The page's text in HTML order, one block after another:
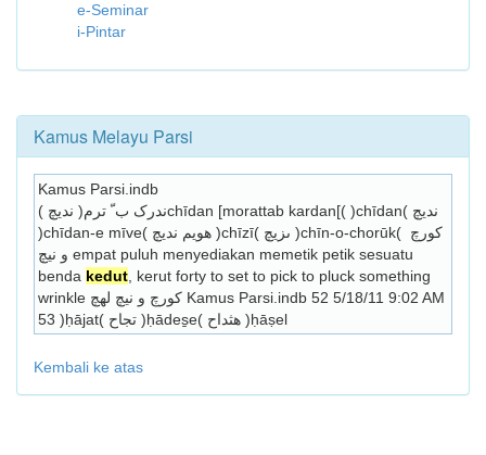
e-Seminar
i-Pintar
Kamus Melayu Parsi
Kamus Parsi.indb
ندرک ب ّ ترم( نديچ )chīdan [morattab kardan[( )chīdan( نديچ
)chīdan-e mīve( هويم نديچ )chīzī( ىزيچ )chīn-o-chorūk( کورچ
و نيچ empat puluh menyediakan memetik petik sesuatu
benda kedut , kerut forty to set to pick to pluck something
wrinkle کورچ و نيچ لهچ Kamus Parsi.indb 52 5/18/11 9:02 AM
53 )ḥājat( تجاح )ḥādes̱e( هثداح )ḥāṣel
Kembali ke atas